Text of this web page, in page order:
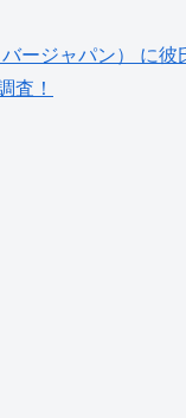
ージャパン） に彼
査！